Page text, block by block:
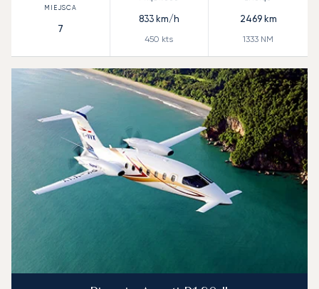
7
833km/h
450 kts
2469km
1333 NM